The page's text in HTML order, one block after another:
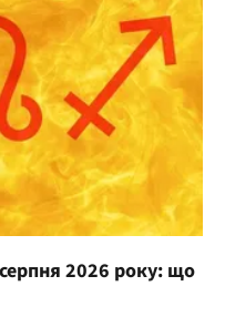
2026 року: що